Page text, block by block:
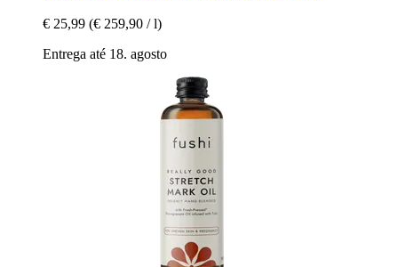
€ 25,99 (€ 259,90 / l)
Entrega até 18. agosto